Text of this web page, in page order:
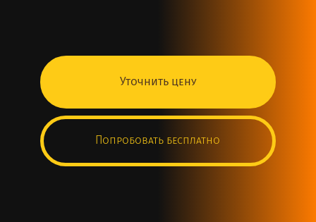
Уточнить цену
Попробовать бесплатно